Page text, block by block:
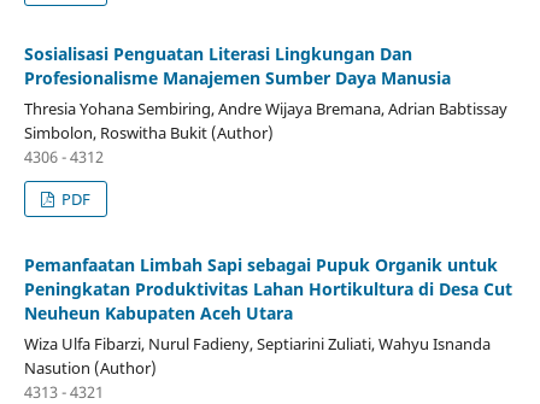
Sosialisasi Penguatan Literasi Lingkungan Dan
Profesionalisme Manajemen Sumber Daya Manusia
Thresia Yohana Sembiring, Andre Wijaya Bremana, Adrian Babtissay
Simbolon, Roswitha Bukit (Author)
4306 - 4312
PDF
Pemanfaatan Limbah Sapi sebagai Pupuk Organik untuk
Peningkatan Produktivitas Lahan Hortikultura di Desa Cut
Neuheun Kabupaten Aceh Utara
Wiza Ulfa Fibarzi, Nurul Fadieny, Septiarini Zuliati, Wahyu Isnanda
Nasution (Author)
4313 - 4321